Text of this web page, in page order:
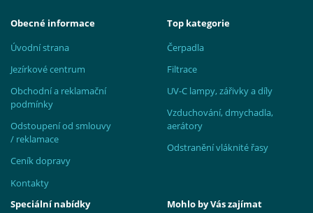
Obecné informace
Úvodní strana
Jezírkové centrum
Obchodní a reklamační
podmínky
Odstoupení od smlouvy
/ reklamace
Ceník dopravy
Kontakty
Top kategorie
Čerpadla
Filtrace
UV-C lampy, zářivky a díly
Vzduchování, dmychadla,
aerátory
Odstranění vláknité řasy
Speciální nabídky Mohlo by Vás zajímat